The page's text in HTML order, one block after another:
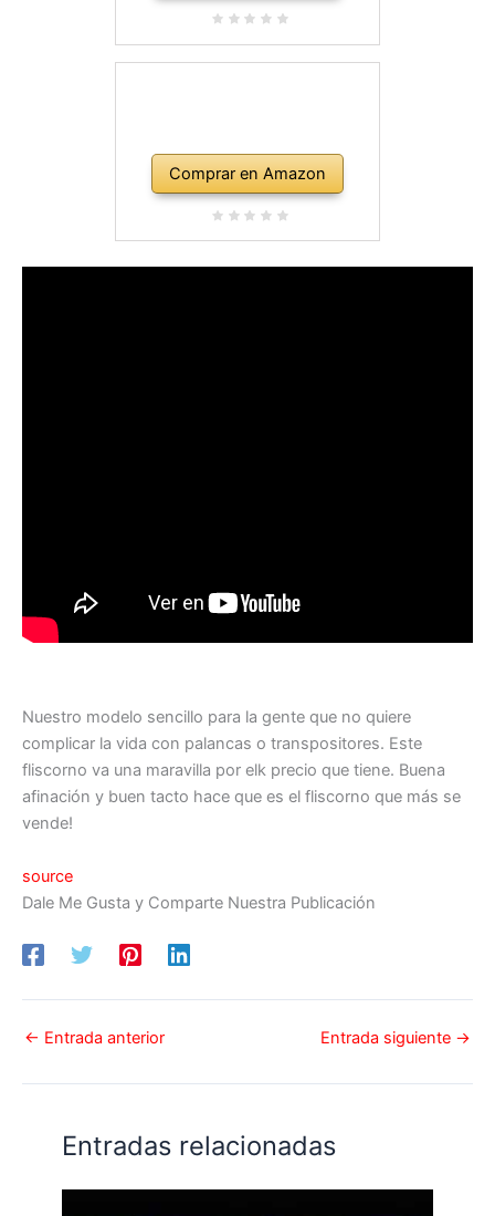
Comprar en Amazon
Nuestro modelo sencillo para la gente que no quiere
complicar la vida con palancas o transpositores. Este
fliscorno va una maravilla por elk precio que tiene. Buena
afinación y buen tacto hace que es el fliscorno que más se
vende!
source
Dale Me Gusta y Comparte Nuestra Publicación
← Entrada anterior Entrada siguiente →
Entradas relacionadas